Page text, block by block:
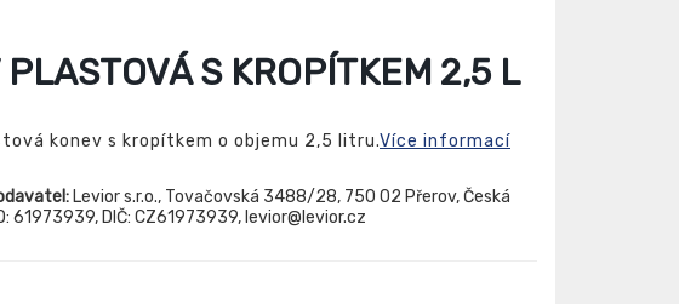
PLASTOVÁ S KROPÍTKEM 2,5 L
konev s kropítkem o objemu 2,5 litru.Více informací
Levior s.r.o., Tovačovská 3488/28, 750 02 Přerov, Česká
61973939, DIČ: CZ61973939, levior@levior.cz